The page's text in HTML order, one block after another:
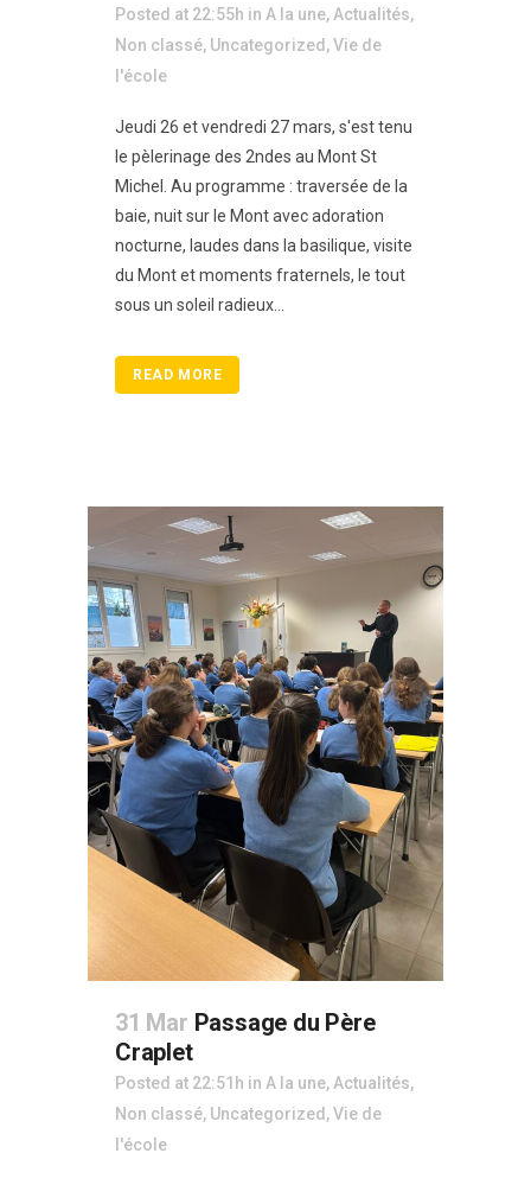
Posted at 22:55h in A la une, Actualités,
Non classé, Uncategorized ,Vie de
l'école
Jeudi 26 et vendredi 27 mars, s'est tenu
le pèlerinage des 2ndes au Mont St
Michel. Au programme : traversée de la
baie, nuit sur le Mont avec adoration
nocturne, laudes dans la basilique, visite
du Mont et moments fraternels, le tout
sous un soleil radieux...
READ MORE
31 Mar Passage du Père
Craplet
Posted at 22:51h in A la une, Actualités,
Non classé, Uncategorized ,Vie de
l'école